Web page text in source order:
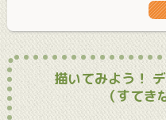
描いてみよう！
（すてき